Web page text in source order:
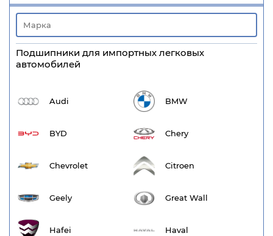
Подшипники для импортных легковых
автомобилей
Audi BMW
BYD Chery
Chevrolet Citroen
Geely Great Wall
Hafei Haval